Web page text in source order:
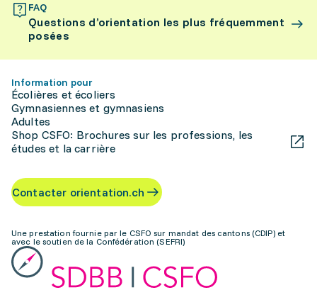
FAQ
Questions d’orientation les plus fréquemment
posées
Information pour
Écolières et écoliers
Gymnasiennes et gymnasiens
Adultes
Shop CSFO: Brochures sur les professions, les
études et la carrière
Contacter orientation.ch
Une prestation fournie par le CSFO sur mandat des cantons (CDIP) et
avec le soutien de la Confédération (SEFRI)